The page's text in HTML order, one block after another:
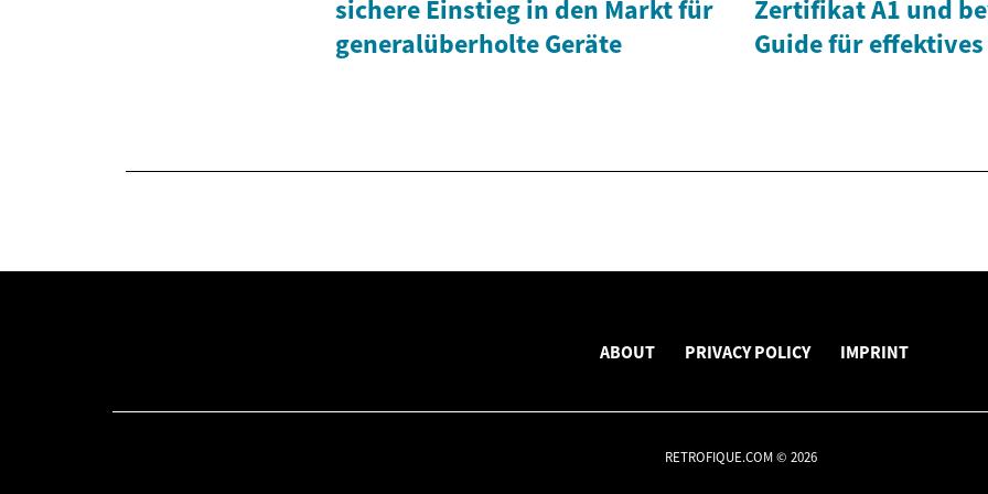
sichere Einstieg in den Markt für
generalüberholte Geräte
Zertifikat A1 und
Guide für
ABOUT PRIVACY POLICY IMPRINT
RETROFIQUE.COM © 2026